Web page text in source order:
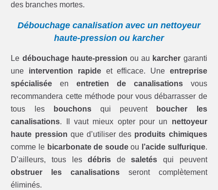
des branches mortes.
Débouchage canalisation avec un nettoyeur
haute-pression ou karcher
Le débouchage haute-pression ou au karcher garanti
une intervention rapideet efficace. Une entreprise
spécialisée enentretien de canalisationsvous
recommandera cette méthode pour vous débarrasser de
tous les
bouchonsqui peuvent
boucher les
canalisations. Il vaut mieux opter pour un nettoyeur
haute pression que d’utiliser des produits chimiques
comme le bicarbonate de soudeou l’acide sulfurique.
D’ailleurs, tous lesdébris desaletés qui peuvent
obstruer les canalisations seront complètement
éliminés.